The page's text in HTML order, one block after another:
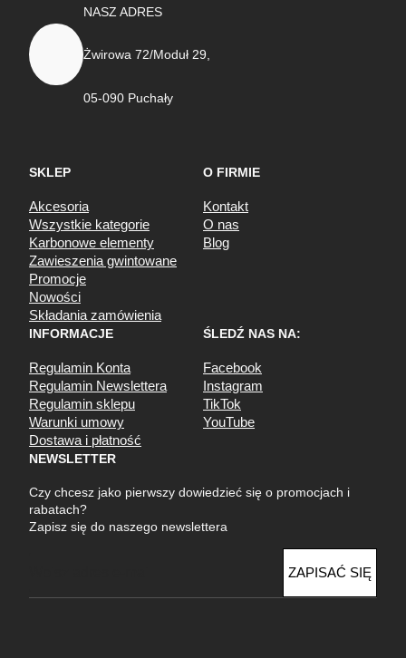
NASZ ADRES
Żwirowa 72/Moduł 29,
05-090 Puchały
SKLEP
Akcesoria
Wszystkie kategorie
Karbonowe elementy
Zawieszenia gwintowane
Promocje
Nowości
Składania zamówienia
O FIRMIE
Kontakt
O nas
Blog
INFORMACJE
Regulamin Konta
Regulamin Newslettera
Regulamin sklepu
Warunki umowy
Dostawa i płatność
ŚLEDŹ NAS NA:
Facebook
Instagram
TikTok
YouTube
NEWSLETTER
Czy chcesz jako pierwszy dowiedzieć się o promocjach i
rabatach?
Zapisz się do naszego newslettera
a
ZAPISAĆ SIĘ